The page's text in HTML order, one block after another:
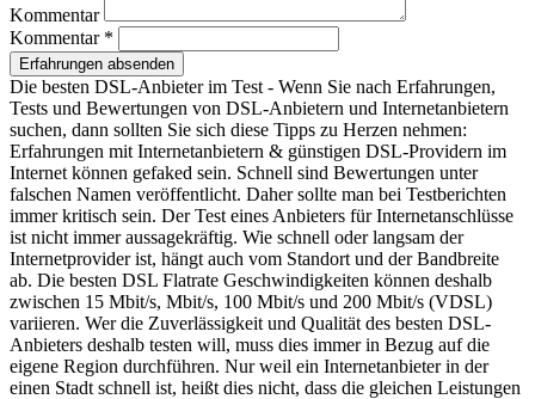
Chemnitzer Str. 17
Entfernung zum Zentrum: 0.41 km
Kommentar
Kommentar *
Erfahrungen absenden
Die besten DSL-Anbieter im Test - Wenn Sie nach Erfahrungen,
Tests und Bewertungen von DSL-Anbietern und Internetanbietern
suchen, dann sollten Sie sich diese Tipps zu Herzen nehmen:
Erfahrungen mit Internetanbietern & günstigen DSL-Providern im
Internet können gefaked sein. Schnell sind Bewertungen unter
falschen Namen veröffentlicht. Daher sollte man bei Testberichten
immer kritisch sein. Der Test eines Anbieters für Internetanschlüsse
ist nicht immer aussagekräftig. Wie schnell oder langsam der
Internetprovider ist, hängt auch vom Standort und der Bandbreite
ab. Die besten DSL Flatrate Geschwindigkeiten können deshalb
zwischen 15 Mbit/s, Mbit/s, 100 Mbit/s und 200 Mbit/s (VDSL)
variieren. Wer die Zuverlässigkeit und Qualität des besten DSL-
Anbieters deshalb testen will, muss dies immer in Bezug auf die
eigene Region durchführen. Nur weil ein Internetanbieter in der
einen Stadt schnell ist, heißt dies nicht, dass die gleichen Leistungen